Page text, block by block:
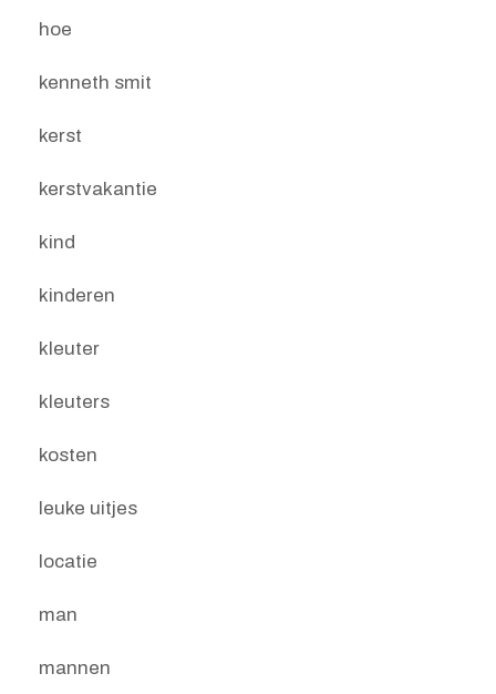
hoe
kenneth smit
kerst
kerstvakantie
kind
kinderen
kleuter
kleuters
kosten
leuke uitjes
locatie
man
mannen